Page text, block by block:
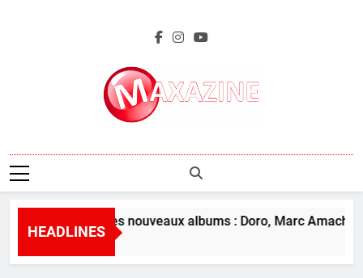
Maxazine.fr
HEADLINES
L’aperçu des nouveaux albums : Doro, Marc Amacher
9 Hours Ago